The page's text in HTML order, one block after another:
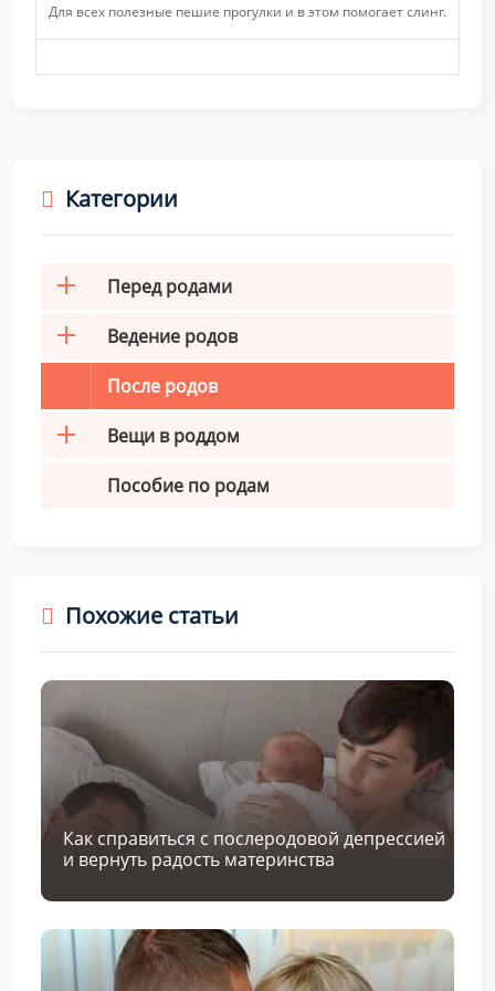
Для всех полезные пешие прогулки и в этом помогает слинг.
Категории
Перед родами
Ведение родов
После родов
Вещи в роддом
Пособие по родам
Похожие статьи
Как справиться с послеродовой депрессией
и вернуть радость материнства